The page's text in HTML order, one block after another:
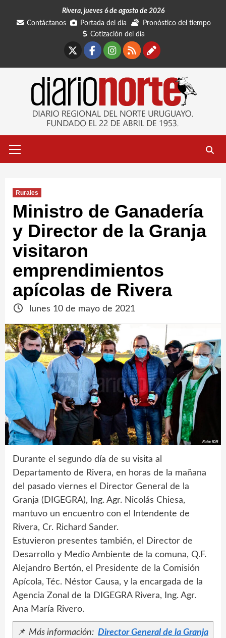
Rivera, jueves 6 de agosto de 2026
Contáctanos
Portada del día
Pronóstico del tiempo
Cotización del día
Facebook
Instagram
RSSContáctanos
primario
Rurales
Ministro de Ganadería
y Director de la Granja
visitaron
emprendimientos
apícolas de Rivera
lunes 10 de mayo de 2021
Durante el segundo día de su visita al
Departamento de Rivera, en horas de la mañana
del pasado viernes el Director General de la
Granja (DIGEGRA), Ing. Agr. Nicolás Chiesa,
mantuvo un encuentro con el Intendente de
Rivera, Cr. Richard Sander.
Estuvieron presentes también, el Director de
Desarrollo y Medio Ambiente de la comuna, Q.F.
Alejandro Bertón, el Presidente de la Comisión
Apícola, Téc. Néstor Causa, y la encargada de la
Agencia Zonal de la DIGEGRA Rivera, Ing. Agr.
Ana María Rivero.
📌 Más información: Director General de la Granja